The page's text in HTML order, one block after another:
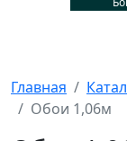
Главная
Обои 1,06м